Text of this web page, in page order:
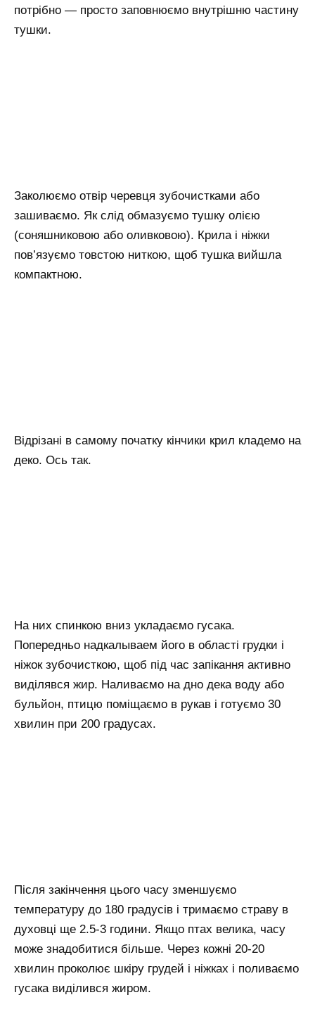
потрібно — просто заповнюємо внутрішню частину
тушки.
Заколюємо отвір черевця зубочистками або
зашиваємо. Як слід обмазуємо тушку олією
(соняшниковою або оливковою). Крила і ніжки
пов’язуємо товстою ниткою, щоб тушка вийшла
компактною.
Відрізані в самому початку кінчики крил кладемо на
деко. Ось так.
На них спинкою вниз укладаємо гусака.
Попередньо надкалываем його в області грудки і
ніжок зубочисткою, щоб під час запікання активно
виділявся жир. Наливаємо на дно дека воду або
бульйон, птицю поміщаємо в рукав і готуємо 30
хвилин при 200 градусах.
Після закінчення цього часу зменшуємо
температуру до 180 градусів і тримаємо страву в
духовці ще 2.5-3 години. Якщо птах велика, часу
може знадобитися більше. Через кожні 20-20
хвилин проколює шкіру грудей і ніжках і поливаємо
гусака виділився жиром.